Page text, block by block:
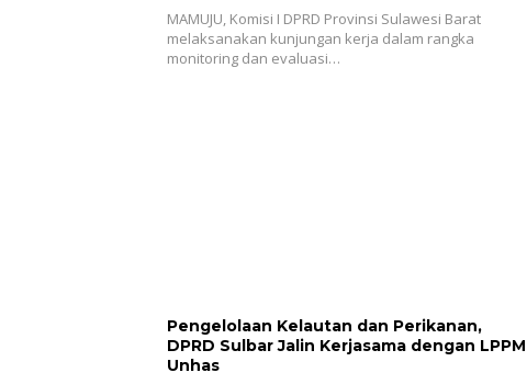
MAMUJU, Komisi I DPRD Provinsi Sulawesi Barat
melaksanakan kunjungan kerja dalam rangka
monitoring dan evaluasi…
Pengelolaan Kelautan dan Perikanan,
DPRD Sulbar Jalin Kerjasama dengan LPPM
Unhas